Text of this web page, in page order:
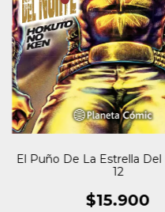
El Puño De La Estrella Del
12
$15.900